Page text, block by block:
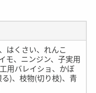
はくさい、れんこ
モ、ニンジン、子実用
用バレイショ、かぼ
)、枝物(切り枝)、青